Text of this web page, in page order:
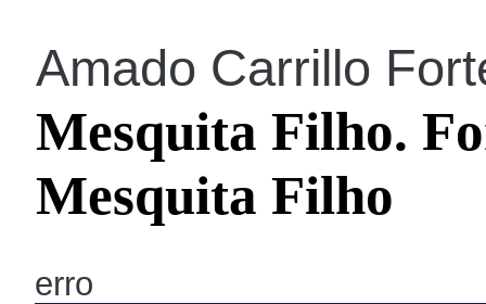
Amado Carrillo
Mesquita Filho.
Mesquita Filho
erro